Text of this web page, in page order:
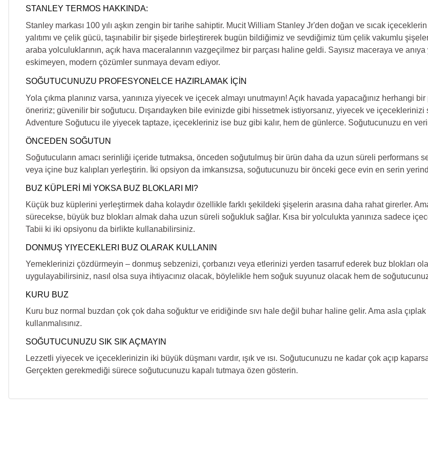
STANLEY TERMOS HAKKINDA:
Stanley markası 100 yılı aşkın zengin bir tarihe sahiptir. Mucit William Stanley Jr'den doğan ve sıcak
yalıtımı ve çelik gücü, taşınabilir bir şişede birleştirerek bugün bildiğimiz ve sevdiğimiz tüm çelik vakumlu
araba yolculuklarının, açık hava maceralarının vazgeçilmez bir parçası haline geldi. Sayısız maceraya ve
eskimeyen, modern çözümler sunmaya devam ediyor.
SOĞUTUCUNUZU PROFESYONELCE HAZIRLAMAK İÇİN
Yola çıkma planınız varsa, yanınıza yiyecek ve içecek almayı unutmayın! Açık havada yapacağınız herhangi bir
öneririz; güvenilir bir soğutucu. Dışarıdayken bile evinizde gibi hissetmek istiyorsanız, yiyecek ve içeceklerinizi
Adventure Soğutucu ile yiyecek taptaze, içecekleriniz ise buz gibi kalır, hem de günlerce. Soğutucunuzu en
ÖNCEDEN SOĞUTUN
Soğutucuların amacı serinliği içeride tutmaksa, önceden soğutulmuş bir ürün daha da uzun süreli performans
veya içine buz kalıpları yerleştirin. İki opsiyon da imkansızsa, soğutucunuzu bir önceki gece evin en serin
BUZ KÜPLERİ Mİ YOKSA BUZ BLOKLARI MI?
Küçük buz küplerini yerleştirmek daha kolaydır özellikle farklı şekildeki şişelerin arasına daha rahat girerler.
sürecekse, büyük buz blokları almak daha uzun süreli soğukluk sağlar. Kısa bir yolculukta yanınıza sadece
Tabii ki iki opsiyonu da birlikte kullanabilirsiniz.
DONMUŞ YIYECEKLERI BUZ OLARAK KULLANIN
Yemeklerinizi çözdürmeyin – donmuş sebzenizi, çorbanızı veya etlerinizi yerden tasarruf ederek buz blokları
uygulayabilirsiniz, nasıl olsa suya ihtiyacınız olacak, böylelikle hem soğuk suyunuz olacak hem de
KURU BUZ
Kuru buz normal buzdan çok çok daha soğuktur ve eridiğinde sıvı hale değil buhar haline gelir. Ama asla
kullanmalısınız.
SOĞUTUCUNUZU SIK SIK AÇMAYIN
Lezzetli yiyecek ve içeceklerinizin iki büyük düşmanı vardır, ışık ve ısı. Soğutucunuzu ne kadar çok açıp
Gerçekten gerekmediği sürece soğutucunuzu kapalı tutmaya özen gösterin.